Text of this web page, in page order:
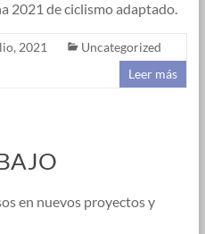
2021 de ciclismo adaptado.
2021
Uncategorized
Leer más
en nuevos proyectos y